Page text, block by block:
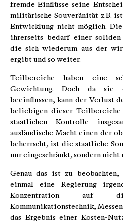
fremde Einflüsse seine
militärische Souveränität z.B.
Entwicklung nicht möglich.
ihrerseits bedarf einer soliden
die sich wiederum aus der
ergibt und so weiter.
Teilbereiche haben eine
Gewichtung. Doch da sie
beeinflussen, kann der Verlust
beliebigen dieser
staatlichen Kontrolle
ausländische Macht einen der
beherrscht, ist die staatliche
nur eingeschränkt, sondern nicht
Genau das ist zu
einmal eine Regierung
Konzentration auf
Kommunikationstechnik,
das Ergebnis einer Kosten-